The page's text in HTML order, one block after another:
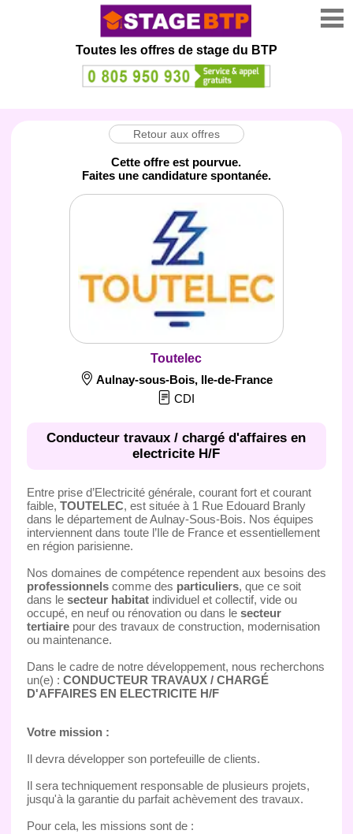
Toutes les offres de stage du BTP
Retour aux offres
Cette offre est pourvue.
Faites une candidature spontanée.
Toutelec
Aulnay-sous-Bois, Ile-de-France
CDI
Conducteur travaux / chargé d'affaires en
electricite H/F
Entre prise d’Electricité générale, courant fort et courant
faible, TOUTELEC, est située à 1 Rue Edouard Branly
dans le département de Aulnay-Sous-Bois. Nos équipes
interviennent dans toute l’Ile de France et essentiellement
en région parisienne.
Nos domaines de compétence rependent aux besoins des
professionnelscomme des particuliers, que ce soit
dans le secteur habitatindividuel et collectif, vide ou
occupé, en neuf ou rénovation ou dans le secteur
tertiairepour des travaux de construction, modernisation
ou maintenance.
Dans le cadre de notre développement, nous recherchons
un(e) : CONDUCTEUR TRAVAUX / CHARGÉ
D'AFFAIRES EN ELECTRICITE H/F
Votre mission :
Il devra développer son portefeuille de clients.
Il sera techniquement responsable de plusieurs projets,
jusqu'à la garantie du parfait achèvement des travaux.
Pour cela, les missions sont de :